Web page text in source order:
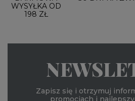
WYSYŁKA OD
198 ZŁ
Zapisz się i otrzymuj
promocjach i